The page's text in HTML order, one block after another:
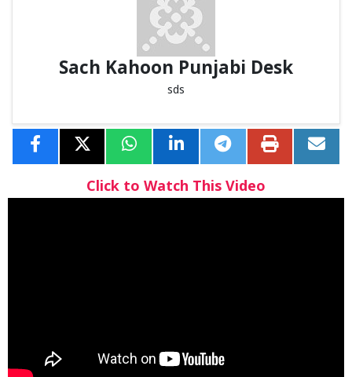
Sach Kahoon Punjabi Desk
sds
Click to Watch This Video